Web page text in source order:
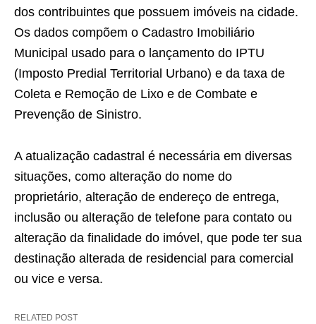
dos contribuintes que possuem imóveis na cidade.
Os dados compõem o Cadastro Imobiliário
Municipal usado para o lançamento do IPTU
(Imposto Predial Territorial Urbano) e da taxa de
Coleta e Remoção de Lixo e de Combate e
Prevenção de Sinistro.
A atualização cadastral é necessária em diversas
situações, como alteração do nome do
proprietário, alteração de endereço de entrega,
inclusão ou alteração de telefone para contato ou
alteração da finalidade do imóvel, que pode ter sua
destinação alterada de residencial para comercial
ou vice e versa.
RELATED POST